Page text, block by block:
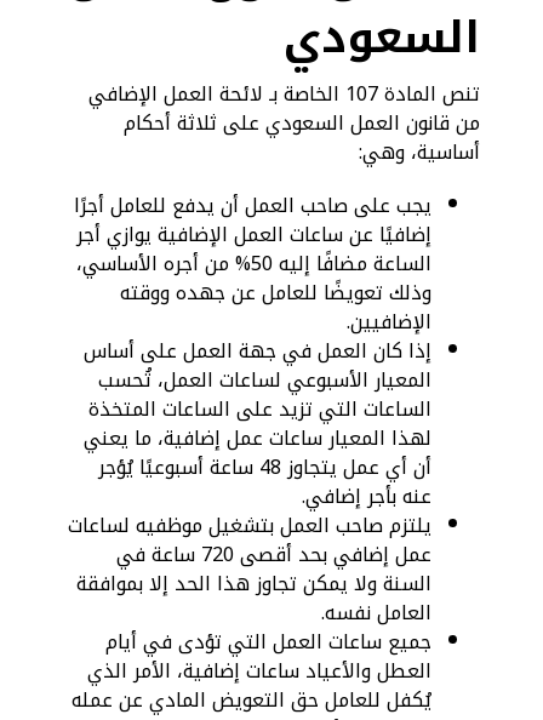
السعودي
تنص المادة 107 الخاصة بـ لائحة العمل الإضافي
من قانون العمل السعودي على ثلاثة أحكام
أساسية، وهي:
يجب على صاحب العمل أن يدفع للعامل أجرًا
إضافيًا عن ساعات العمل الإضافية يوازي أجر
الساعة مضافًا إليه 50% من أجره الأساسي،
وذلك تعويضًا للعامل عن جهده ووقته
الإضافيين.
إذا كان العمل في جهة العمل على أساس
المعيار الأسبوعي لساعات العمل، تُحسب
الساعات التي تزيد على الساعات المتخذة
لهذا المعيار ساعات عمل إضافية، ما يعني
أن أي عمل يتجاوز 48 ساعة أسبوعيًا يُؤجر
عنه بأجر إضافي.
يلتزم صاحب العمل بتشغيل موظفيه لساعات
عمل إضافي بحد أقصى 720 ساعة في
السنة ولا يمكن تجاوز هذا الحد إلا بموافقة
العامل نفسه.
جميع ساعات العمل التي تؤدى في أيام
العطل والأعياد ساعات إضافية، الأمر الذي
يُكفل للعامل حق التعويض المادي عن عمله